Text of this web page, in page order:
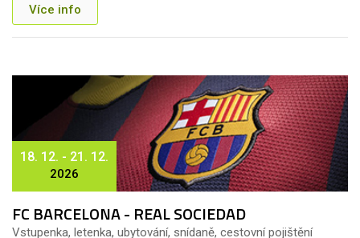
Více info
18. 12. - 21. 12.
2026
FC BARCELONA - REAL SOCIEDAD
Vstupenka, letenka, ubytování, snídaně, cestovní pojištění